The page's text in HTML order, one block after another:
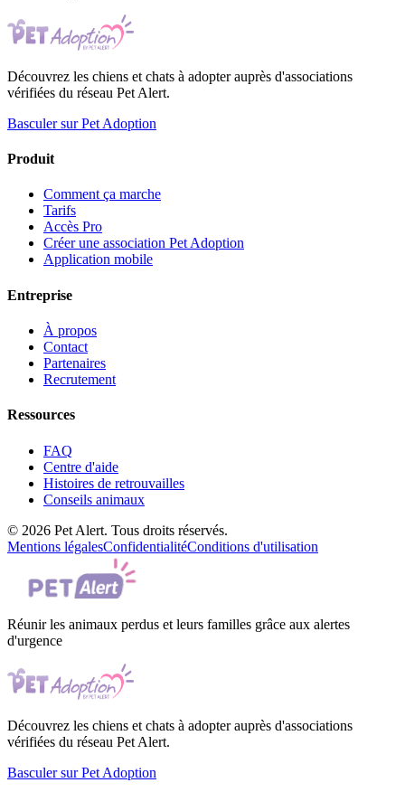
Découvrez les chiens et chats à adopter auprès d'associations
vérifiées du réseau Pet Alert.
Basculer sur Pet Adoption
Produit
Comment ça marche
Tarifs
Accès Pro
Créer une association Pet Adoption
Application mobile
Entreprise
À propos
Contact
Partenaires
Recrutement
Ressources
FAQ
Centre d'aide
Histoires de retrouvailles
Conseils animaux
© 2026 Pet Alert. Tous droits réservés.
Mentions légalesConfidentialitéConditions d'utilisation
Réunir les animaux perdus et leurs familles grâce aux alertes
d'urgence
Découvrez les chiens et chats à adopter auprès d'associations
vérifiées du réseau Pet Alert.
Basculer sur Pet Adoption